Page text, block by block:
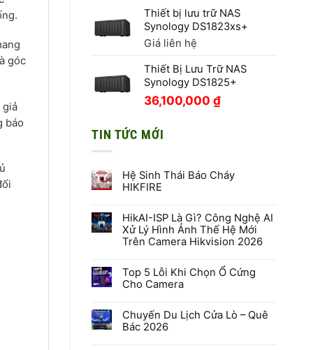
Thiết bị lưu trữ NAS
Synology DS1823xs+
Giá liên hệ
Thiết Bị Lưu Trữ NAS
Synology DS1825+
36,100,000 ₫
TIN TỨC MỚI
Hệ Sinh Thái Báo Cháy
HIKFIRE
bình
luận
ở
Hệ
Báo
Cháy
HIKFIRE
HikAI-ISP Là Gì? Công Nghệ AI
Xử Lý Hình Ảnh Thế Hệ Mới
Trên Camera Hikvision 2026
bình
luận
ở
Là
Gì?
Công
Top 5 Lỗi Khi Chọn Ổ Cứng
Cho Camera
bình
luận
ở
Chuyến Du Lịch Cửa Lò – Quê
Bác 2026
góc
giả
báo